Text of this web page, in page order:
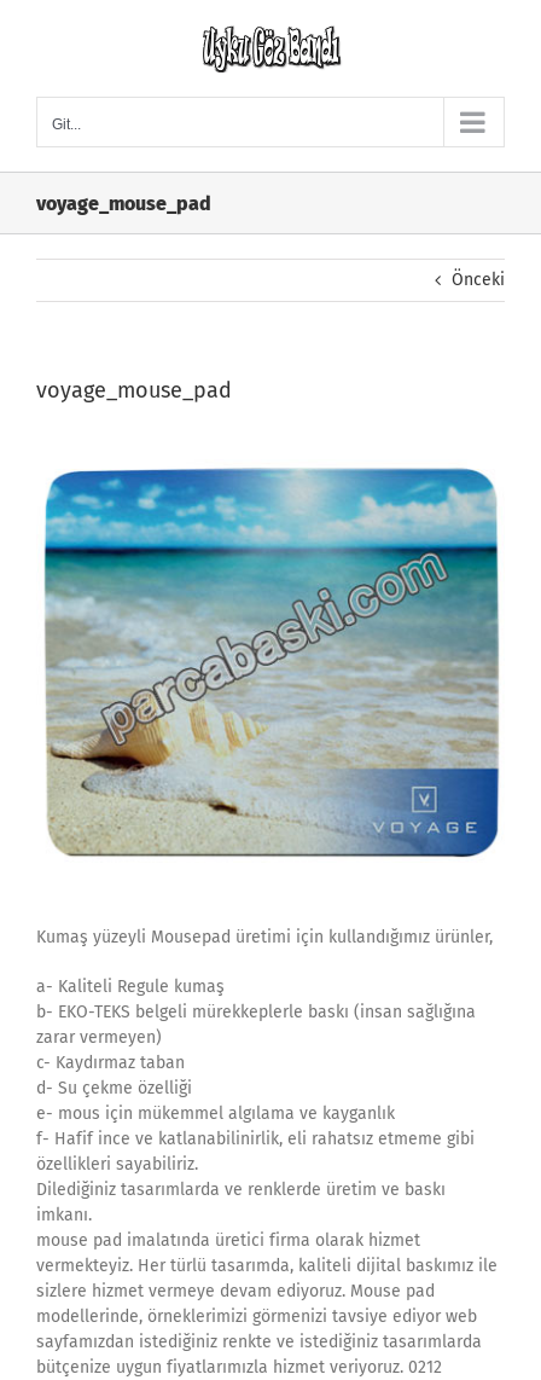
Git...
voyage_mouse_pad
Önceki
voyage_mouse_pad
Kumaş yüzeyli Mousepad üretimi için kullandığımız ürünler,
a- Kaliteli Regule kumaş
b- EKO-TEKS belgeli mürekkeplerle baskı (insan sağlığına
zarar vermeyen)
c- Kaydırmaz taban
d- Su çekme özelliği
e- mous için mükemmel algılama ve kayganlık
f- Hafif ince ve katlanabilinirlik, eli rahatsız etmeme gibi
özellikleri sayabiliriz.
Dilediğiniz tasarımlarda ve renklerde üretim ve baskı
imkanı.
mouse pad imalatında üretici firma olarak hizmet
vermekteyiz. Her türlü tasarımda, kaliteli dijital baskımız ile
sizlere hizmet vermeye devam ediyoruz. Mouse pad
modellerinde, örneklerimizi görmenizi tavsiye ediyor web
sayfamızdan istediğiniz renkte ve istediğiniz tasarımlarda
bütçenize uygun fiyatlarımızla hizmet veriyoruz. 0212